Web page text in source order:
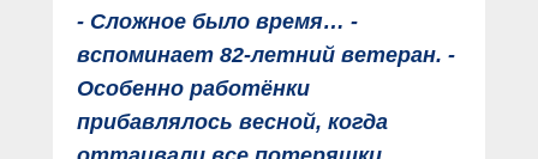
- Сложное было время… -
вспоминает 82-летний ветеран. -
Особенно работёнки
прибавлялось весной, когда